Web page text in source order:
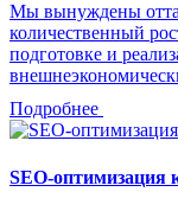
Мы вынуждены
количественный
подготовке и
Подробнее
SEO-оптимизация